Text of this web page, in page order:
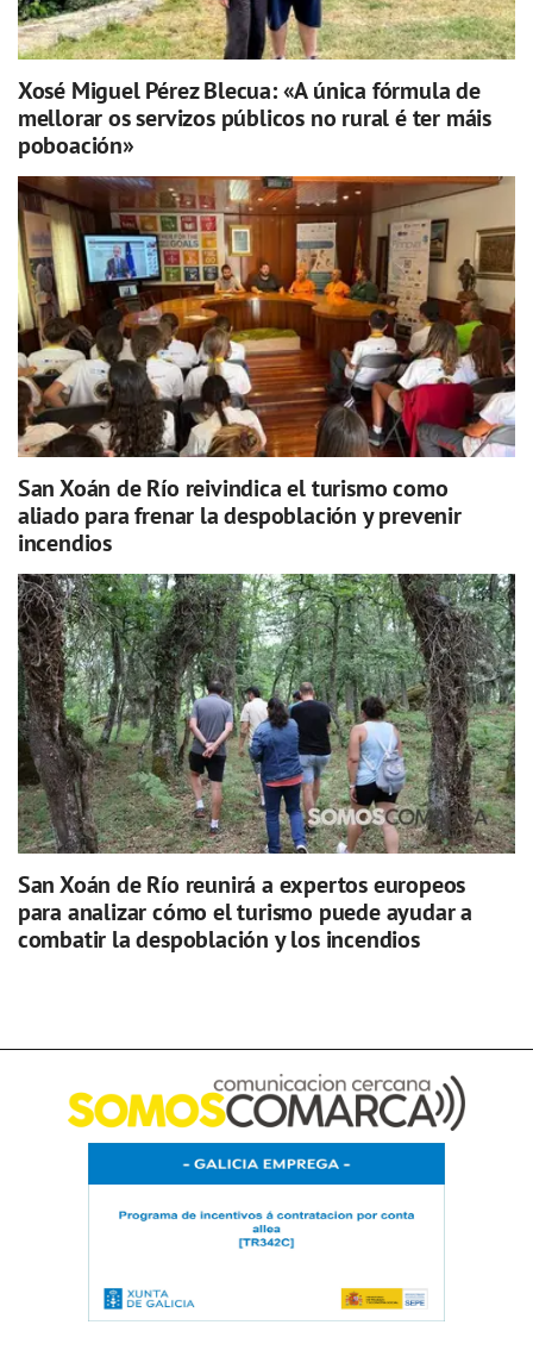
Xosé Miguel Pérez Blecua: «A única fórmula de
mellorar os servizos públicos no rural é ter máis
poboación»
San Xoán de Río reivindica el turismo como
aliado para frenar la despoblación y prevenir
incendios
San Xoán de Río reunirá a expertos europeos
para analizar cómo el turismo puede ayudar a
combatir la despoblación y los incendios